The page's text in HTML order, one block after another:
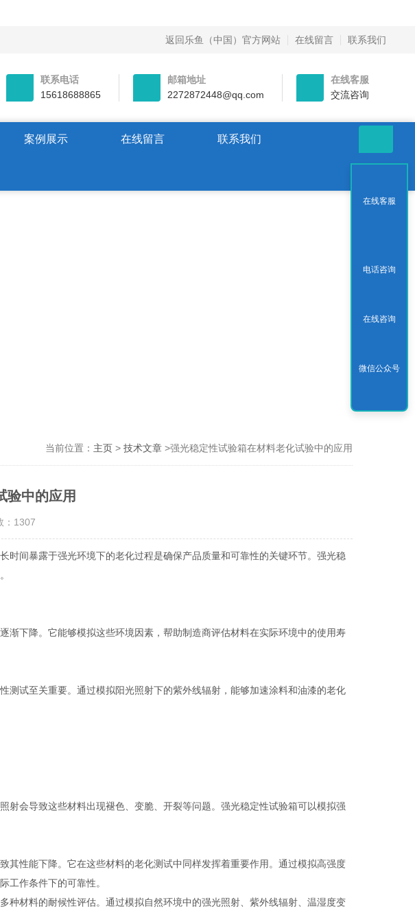
返回乐鱼（中国）官方网站 在线留言 联系我们
联系电话
15618688865
邮箱地址
2272872448@qq.com
在线客服
交流咨询
案例展示 在线留言 联系我们
当前位置： 主页> 技术文章>强光稳定性试验箱在材料老化试验中的应用
验中的应用
：1307
间暴露于强光环境下的老化过程是确保产品质量和可靠性的关键环节。强光稳
下降。它能够模拟这些环境因素，帮助制造商评估材料在实际环境中的使用寿
试至关重要。通过模拟阳光照射下的紫外线辐射，能够加速涂料和油漆的老化
会导致这些材料出现褪色、变脆、开裂等问题。强光稳定性试验箱可以模拟强
性能下降。它在这些材料的老化测试中同样发挥着重要作用。通过模拟高强度
工作条件下的可靠性。
材料的耐候性评估。通过模拟自然环境中的强光照射、紫外线辐射、温湿度变
在线客服
电话咨询
在线咨询
微信公众号